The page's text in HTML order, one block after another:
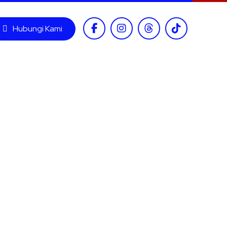
Hubungi Kami